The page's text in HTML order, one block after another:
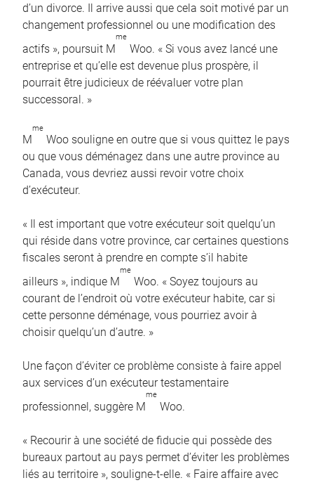
d’un divorce. Il arrive aussi que cela soit motivé par un
changement professionnel ou une modification des
actifs », poursuit M
me
Woo. « Si vous avez lancé une
entreprise et qu’elle est devenue plus prospère, il
pourrait être judicieux de réévaluer votre plan
successoral. »
M
me
Woo souligne en outre que si vous quittez le pays
ou que vous déménagez dans une autre province au
Canada, vous devriez aussi revoir votre choix
d’exécuteur.
« Il est important que votre exécuteur soit quelqu’un
qui réside dans votre province, car certaines questions
fiscales seront à prendre en compte s’il habite
ailleurs », indique M
me
Woo. « Soyez toujours au
courant de l’endroit où votre exécuteur habite, car si
cette personne déménage, vous pourriez avoir à
choisir quelqu’un d’autre. »
Une façon d’éviter ce problème consiste à faire appel
aux services d’un exécuteur testamentaire
professionnel, suggère M
me
Woo.
« Recourir à une société de fiducie qui possède des
bureaux partout au pays permet d’éviter les problèmes
liés au territoire », souligne-t-elle. « Faire affaire avec